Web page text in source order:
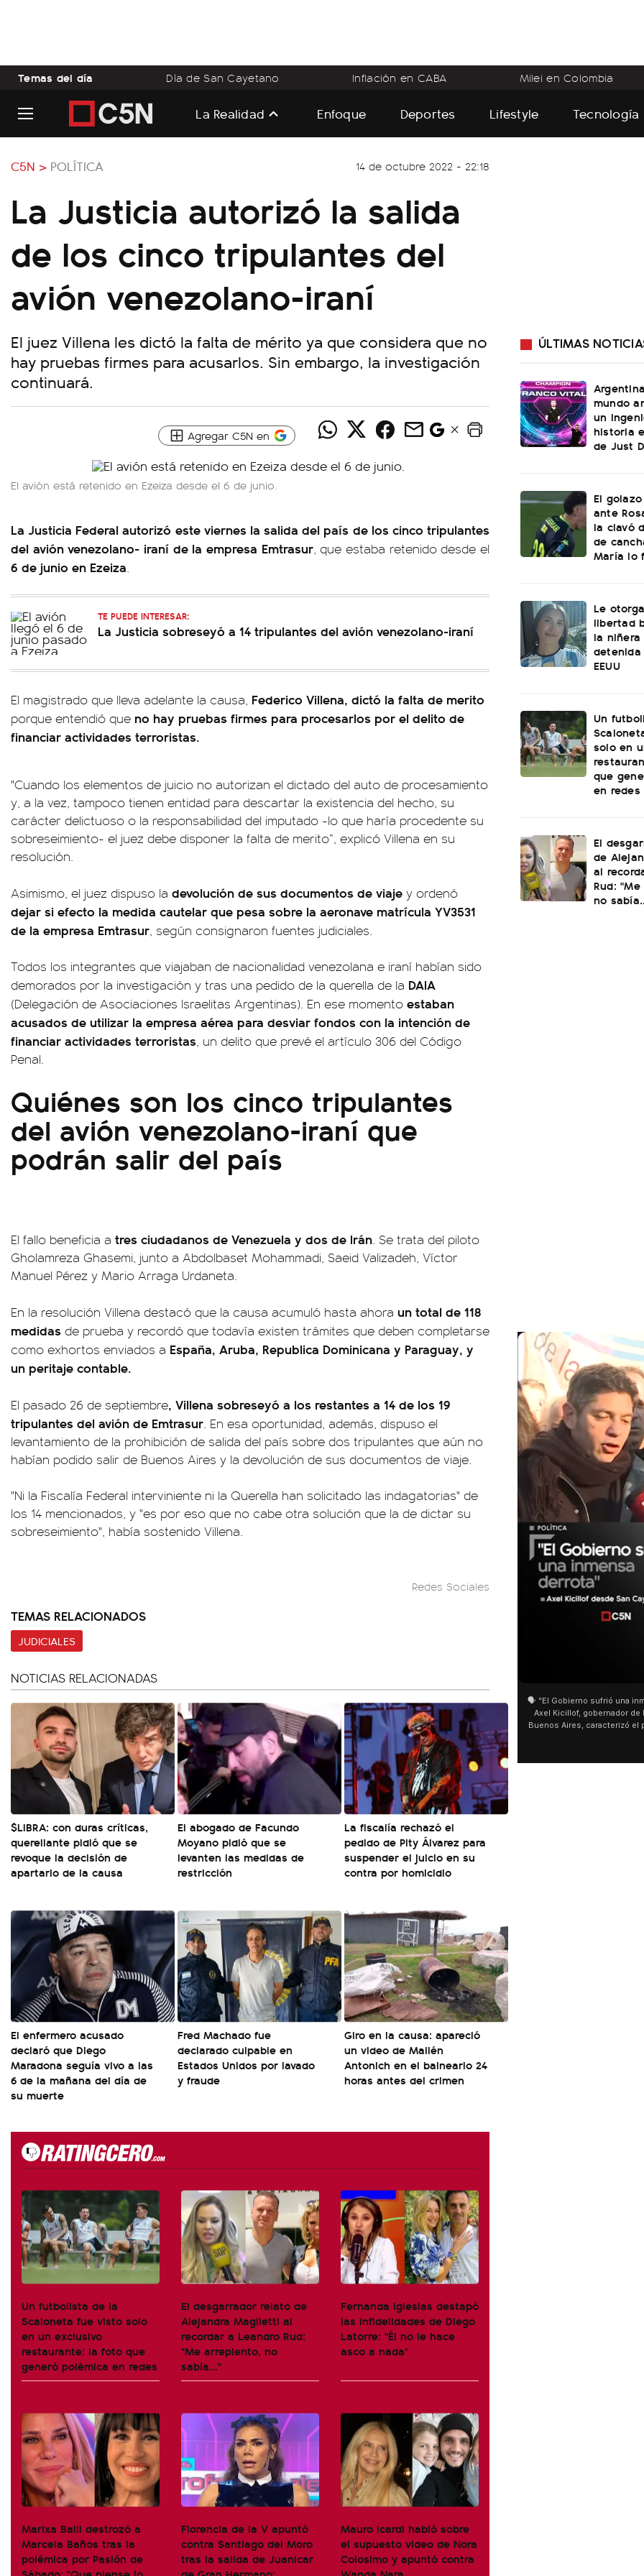
Temas del día Día de San Cayetano Inflación en CABA Milei en Colombia
La Realidad Enfoque Deportes Lifestyle Tecnología
C5N > POLÍTICA 14 de octubre 2022 - 22:18
La Justicia autorizó la salida
de los cinco tripulantes del
avión venezolano-iraní
El juez Villena les dictó la falta de mérito ya que considera que no
hay pruebas firmes para acusarlos. Sin embargo, la investigación
continuará.
Agregar C5N en
El avión está retenido en Ezeiza desde el 6 de junio.
La Justicia Federal autorizó este viernes la salida del país de los cinco tripulantes
del avión venezolano- iraní de la empresa Emtrasur, que estaba retenido desde el
6 de junio en Ezeiza.
TE PUEDE INTERESAR:
La Justicia sobreseyó a 14 tripulantes del avión venezolano-iraní
El magistrado que lleva adelante la causa, Federico Villena, dictó la falta de merito
porque entendió que no hay pruebas firmes para procesarlos por el delito de
financiar actividades terroristas.
"Cuando los elementos de juicio no autorizan el dictado del auto de procesamiento
y, a la vez, tampoco tienen entidad para descartar la existencia del hecho, su
carácter delictuoso o la responsabilidad del imputado -lo que haría procedente su
sobreseimiento- el juez debe disponer la falta de merito”, explicó Villena en su
resolución.
Asimismo, el juez dispuso la devolución de sus documentos de viaje y ordenó
dejar si efecto la medida cautelar que pesa sobre la aeronave matrícula YV3531
de la empresa Emtrasur, según consignaron fuentes judiciales.
Todos los integrantes que viajaban de nacionalidad venezolana e iraní habían sido
demorados por la investigación y tras una pedido de la querella de la DAIA
(Delegación de Asociaciones Israelitas Argentinas). En ese momento estaban
acusados de utilizar la empresa aérea para desviar fondos con la intención de
financiar actividades terroristas, un delito que prevé el artículo 306 del Código
Penal.
Quiénes son los cinco tripulantes
del avión venezolano-iraní que
podrán salir del país
El fallo beneficia a tres ciudadanos de Venezuela y dos de Irán. Se trata del piloto
Gholamreza Ghasemi, junto a Abdolbaset Mohammadi, Saeid Valizadeh, Víctor
Manuel Pérez y Mario Arraga Urdaneta.
En la resolución Villena destacó que la causa acumuló hasta ahora un total de 118
medidas de prueba y recordó que todavía existen trámites que deben completarse
como exhortos enviados a España, Aruba, Republica Dominicana y Paraguay, y
un peritaje contable.
El pasado 26 de septiembre, Villena sobreseyó a los restantes a 14 de los 19
tripulantes del avión de Emtrasur. En esa oportunidad, además, dispuso el
levantamiento de la prohibición de salida del país sobre dos tripulantes que aún no
habían podido salir de Buenos Aires y la devolución de sus documentos de viaje.
"Ni la Fiscalía Federal interviniente ni la Querella han solicitado las indagatorias" de
los 14 mencionados, y "es por eso que no cabe otra solución que la de dictar su
sobreseimiento", había sostenido Villena.
Redes Sociales
TEMAS RELACIONADOS
JUDICIALES
NOTICIAS RELACIONADAS
$LIBRA: con duras críticas,
querellante pidió que se
revoque la decisión de
apartarlo de la causa
El abogado de Facundo
Moyano pidió que se
levanten las medidas de
restricción
La fiscalía rechazó el
pedido de Pity Álvarez para
suspender el juicio en su
contra por homicidio
El enfermero acusado
declaró que Diego
Maradona seguía vivo a las
6 de la mañana del día de
su muerte
Fred Machado fue
declarado culpable en
Estados Unidos por lavado
y fraude
Giro en la causa: apareció
un video de Mailén
Antonich en el balneario 24
horas antes del crimen
Un futbolista de la
Scaloneta fue visto solo
en un exclusivo
restaurante: la foto que
generó polémica en redes
El desgarrador relato de
Alejandra Maglietti al
recordar a Leandro Rud:
"Me arrepiento, no
sabía..."
Fernanda Iglesias destapó
las infidelidades de Diego
Latorre: "Él no le hace
asco a nada"
Marixa Balli destrozó a
Marcela Baños tras la
polémica por Pasión de
Florencia de la V apuntó
contra Santiago del Moro
tras la salida de Juanicar
Mauro Icardi habló sobre
el supuesto video de Nora
Colosimo y apuntó contra
ÚLTIMAS
mundo
un
historia
de Just
El
ante
la clavó
de
María lo
Le
libertad
la
detenida
EEUU
Un
solo en
que
en redes
El
de
al
Rud:
no
🗣️ "El Gobierno sufrió una inmensa derrota" 🎙️
Axel Kicillof, gobernador de la Provincia de
Buenos Aires, caracterizó el proyecto de Ley
de Inviolabilidad de la Propiedad Privada
como "una lista sábana con temas nefastos"
y destacó "la movilización popular". 📌 La
declaración fue desde el santuario de San
Cayetano, donde también advirtió que "la
sociedad no solo sufre porque no llega sino
que también está endeudada".
San Cayetano: Jorge García
miles de peregrinos en
de Buenos Aires destacó la
agua y soportó las bajas
últimos días: "Son dificultades